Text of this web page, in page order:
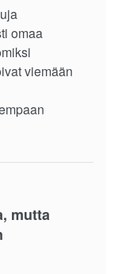
omaa
viemään
mutta